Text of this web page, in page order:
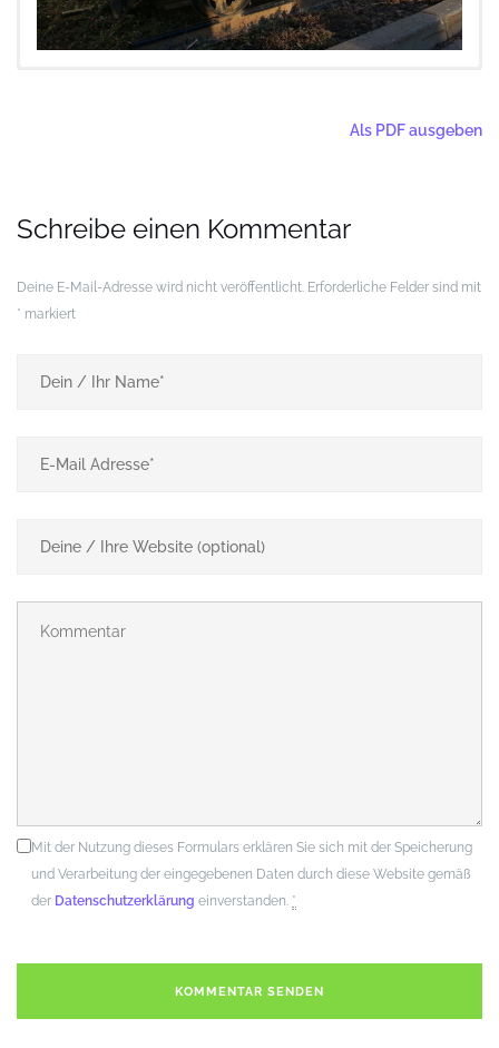
Lf Hiker|E.Pointalcontributor
Als PDF ausgeben
Schreibe einen Kommentar
Deine E-Mail-Adresse wird nicht veröffentlicht. Erforderliche Felder sind mit
* markiert
Mit der Nutzung dieses Formulars erklären Sie sich mit der Speicherung
und Verarbeitung der eingegebenen Daten durch diese Website gemäß
der Datenschutzerklärung einverstanden. *